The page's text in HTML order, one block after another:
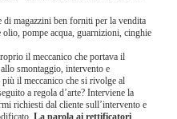
di magazzini ben forniti per la vendita
pompe acqua, guarnizioni, cinghie
il meccanico che portava il
smontaggio, intervento e
il meccanico che si rivolge al
a regola d’arte? Interviene la
richiesti dal cliente sull’intervento e
La parola ai rettificatori